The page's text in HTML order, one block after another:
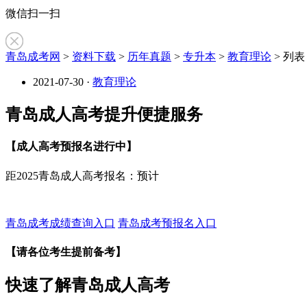
微信扫一扫
青岛成考网 > 资料下载 > 历年真题 > 专升本 > 教育理论 > 列表
2021-07-30 · 教育理论
青岛成人高考提升便捷服务
【成人高考预报名进行中】
距2025青岛成人高考报名：预计
青岛成考成绩查询入口 青岛成考预报名入口
【请各位考生提前备考】
快速了解青岛成人高考